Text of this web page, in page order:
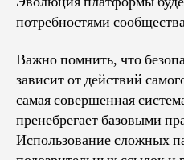
потребностями
Важно помнить, что
зависит от действий
самая совершенная
пренебрегает базовыми
Использование сложных